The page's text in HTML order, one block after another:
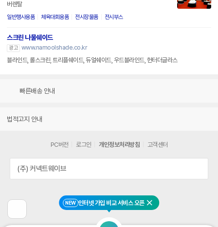
NEW 인터넷 가입 비교 서비스 오픈 닫기
버렌탈
일반행사용품 체육대회용품 전시장물품 전시부스
스크린 나물쉐이드
광고 www.namoolshade.co.kr
블라인드, 롤스크린, 트리플쉐이드, 듀얼쉐이드, 우드블라인드, 헌터더글라스
빠른배송 안내
법적고지 안내
전
페
PC버전 로그인 개인정보처리방침 고객센터
(주) 커넥트웨이브